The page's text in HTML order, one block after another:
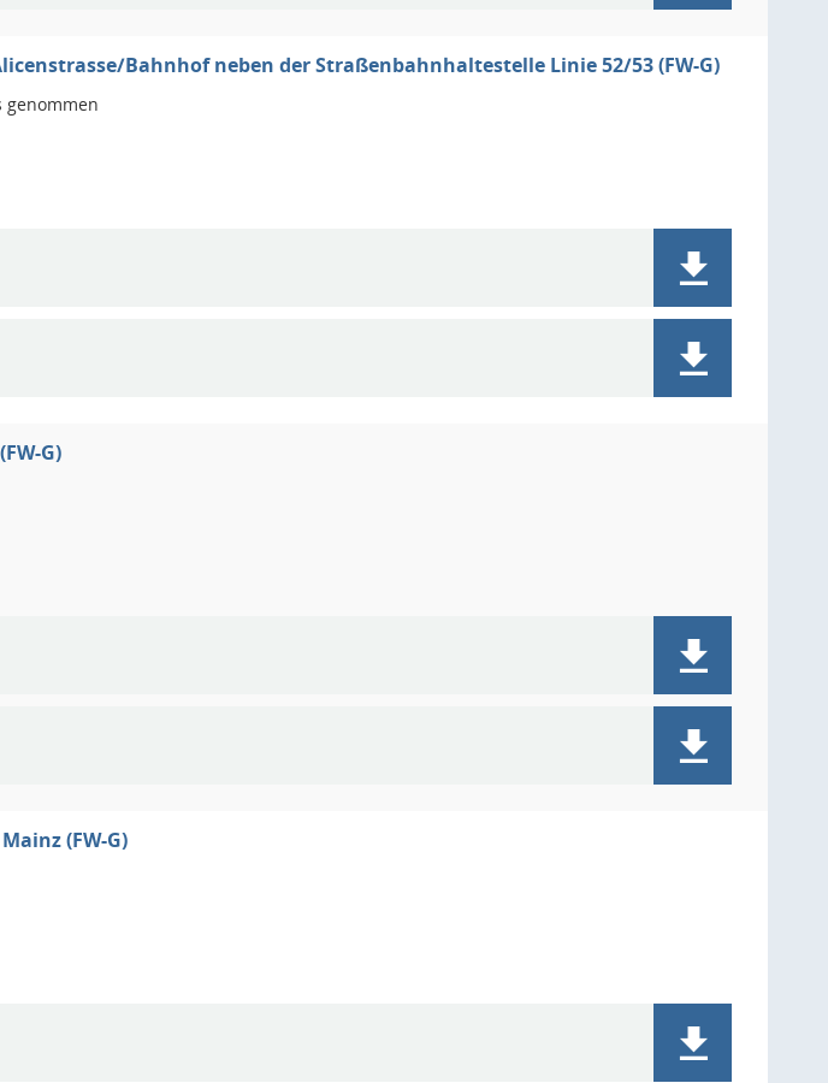
Bahnhof neben der Straßenbahnhaltestelle Linie 52/53 (FW-G)
genommen
G)
(FW-G)